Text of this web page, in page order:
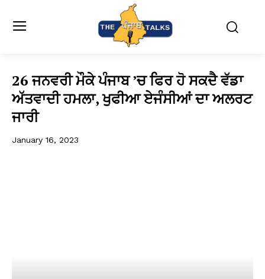
26 ਜਨਵਰੀ ਮੌਕੇ ਪੰਜਾਬ ’ਚ ਫਿਰ ਹੋ ਸਕਦੈ ਵੱਡਾ
ਅੱਤਵਾਦੀ ਹਮਲਾ, ਖੁਫੀਆ ਏਜੰਸੀਆਂ ਦਾ ਅਲਰਟ
ਜਾਰੀ
January 16, 2023